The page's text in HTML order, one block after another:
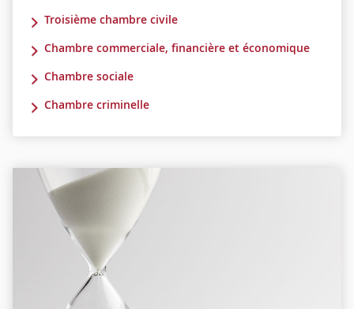
Troisième chambre civile
Chambre commerciale, financière et économique
Chambre sociale
Chambre criminelle